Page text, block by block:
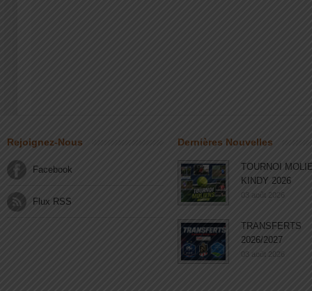
Rejoignez-Nous
Facebook
Flux RSS
Dernières Nouvelles
TOURNOI
KINDY 2026
03 août 2026
TRANSFERTS
2026/2027
03 août 2026